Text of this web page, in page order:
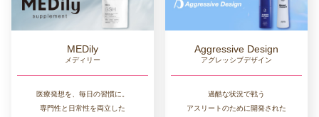
MEDily
メディリー
医療発想を、毎日の習慣に。
専門性と日常性を両立した
Aggressive Design
アグレッシブデザイン
過酷な状況で戦う
アスリートのために開発された